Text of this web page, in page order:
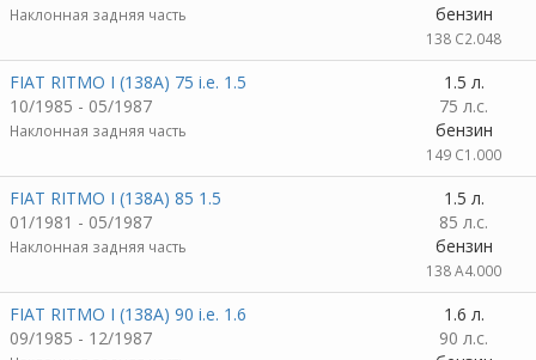
Наклонная задняя часть
бензин
138 C2.048
FIAT RITMO I (138A) 75 i.e. 1.5
10/1985 - 05/1987
Наклонная задняя часть
1.5 л.
75 л.с.
бензин
149 C1.000
FIAT RITMO I (138A) 85 1.5
01/1981 - 05/1987
Наклонная задняя часть
1.5 л.
85 л.с.
бензин
138 A4.000
FIAT RITMO I (138A) 90 i.e. 1.6
09/1985 - 12/1987
1.6 л.
90 л.с.